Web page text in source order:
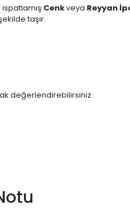
Cenkveya Reyyan
taşır.
değerlendirebilirsiniz.